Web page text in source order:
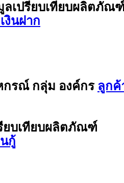
ลเปรียบเทียบผลิตภัณฑ์
งินฝาก
กรณ์ กลุ่ม องค์กร ลูกค้
ยบเทียบผลิตภัณฑ์
กู้